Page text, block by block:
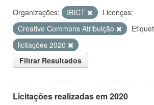
Organizações: IBICT
Licenças:
Creative Commons Atribuição
licitações 2020
Filtrar Resultados
Licitações realizadas em 2020